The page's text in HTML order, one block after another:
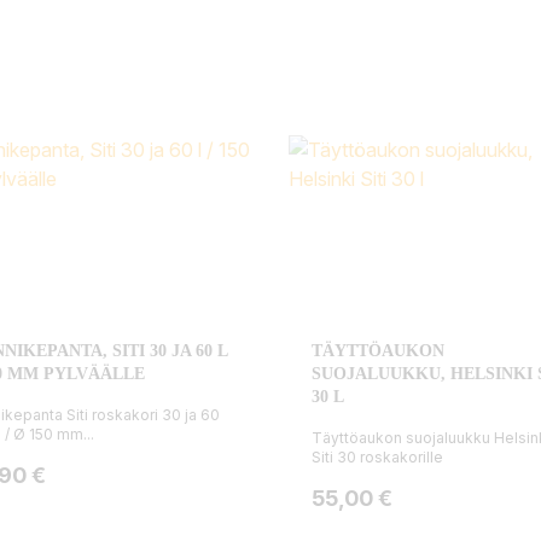
SITI 30 JA 60 L
MM PYLVÄÄLLE
Siti roskakori 30 ja 60
/ Ø 150 mm...
€
TÄYTTÖAUKON
SUOJALUUKKU, HELSINKI
30 L
Täyttöaukon suojaluukku
Siti 30 roskakorille
Hinta
55,00 €